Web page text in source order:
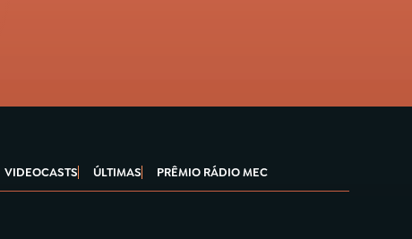
VIDEOCASTS ÚLTIMAS PRÊMIO RÁDIO MEC